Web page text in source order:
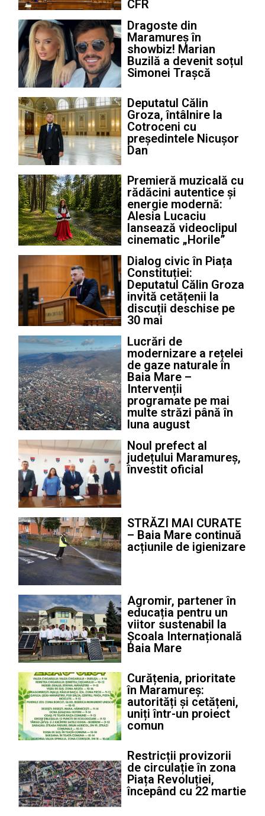
CFR
Dragoste din
Maramureș în
showbiz! Marian
Buzilă a devenit soțul
Simonei Trașcă
Deputatul Călin
Groza, întâlnire la
Cotroceni cu
președintele Nicușor
Dan
Premieră muzicală cu
rădăcini autentice și
energie modernă:
Alesia Lucaciu
lansează videoclipul
cinematic „Horile”
Dialog civic în Piața
Constituției:
Deputatul Călin Groza
invită cetățenii la
discuții deschise pe
30 mai
Lucrări de
modernizare a rețelei
de gaze naturale în
Baia Mare –
Intervenții
programate pe mai
multe străzi până în
luna august
Noul prefect al
județului Maramureș,
învestit oficial
STRĂZI MAI CURATE
– Baia Mare continuă
acțiunile de igienizare
Agromir, partener în
educația pentru un
viitor sustenabil la
Școala Internațională
Baia Mare
Curățenia, prioritate
în Maramureș:
autorități și cetățeni,
uniți într-un proiect
comun
Restricții provizorii
de circulație în zona
Piața Revoluției,
începând cu 22 martie